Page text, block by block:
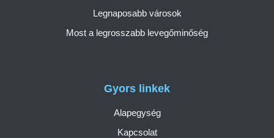
Gyors linkek
Alapegység
Kapcsolat
Legnaposabb városok
Most a legrosszabb levegőminőség